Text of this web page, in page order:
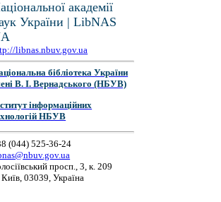
академії
України | LibNAS
libnas.nbuv.gov.ua
бібліотека України
В. І. Вернадського (НБУВ)
інформаційних
НБУВ
(044) 525-36-24
просп., 3, к. 209
03039, Україна